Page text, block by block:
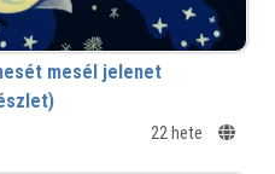
mesél jelenet
22 hete